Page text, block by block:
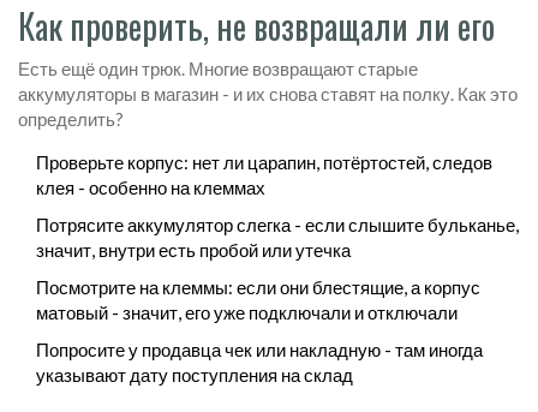
Как проверить, не возвращали ли его
Есть ещё один трюк. Многие возвращают старые
аккумуляторы в магазин - и их снова ставят на полку. Как это
определить?
Проверьте корпус: нет ли царапин, потёртостей, следов
клея - особенно на клеммах
Потрясите аккумулятор слегка - если слышите бульканье,
значит, внутри есть пробой или утечка
Посмотрите на клеммы: если они блестящие, а корпус
матовый - значит, его уже подключали и отключали
Попросите у продавца чек или накладную - там иногда
указывают дату поступления на склад